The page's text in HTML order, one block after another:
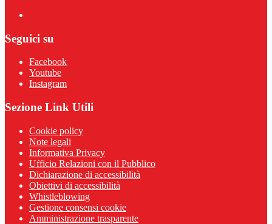
Seguici su
Facebook
Youtube
Instagram
Sezione Link Utili
Cookie policy
Note legali
Informativa Privacy
Ufficio Relazioni con il Pubblico
Dichiarazione di accessibilità
Obiettivi di accessibilità
Whistleblowing
Gestione consensi cookie
Amministrazione trasparente